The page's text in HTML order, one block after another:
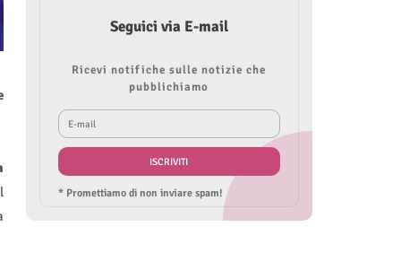
Seguici via E-mail
Ricevi notifiche sulle notizie che
pubblichiamo
* Promettiamo di non inviare spam!